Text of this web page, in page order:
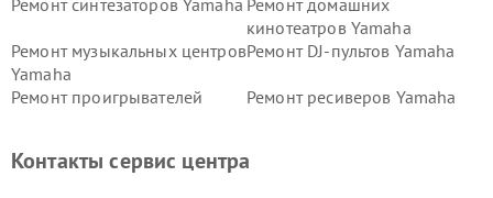
Ремонт синтезаторов Yamaha Ремонт домашних
кинотеатров Yamaha
Ремонт музыкальных центров
Yamaha
Ремонт DJ-пультов Yamaha
Ремонт проигрывателей
Ремонт ресиверов Yamaha
Yamaha
Yamaha
Контакты сервис центра